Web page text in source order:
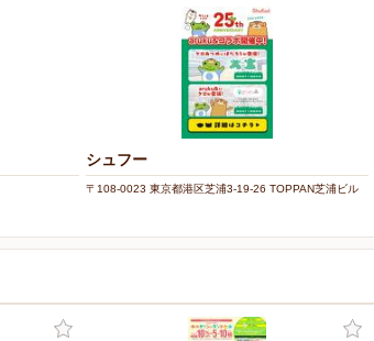
シュフー
〒108-0023 東京都港区芝浦3-19-26 TOPPAN芝浦ビル